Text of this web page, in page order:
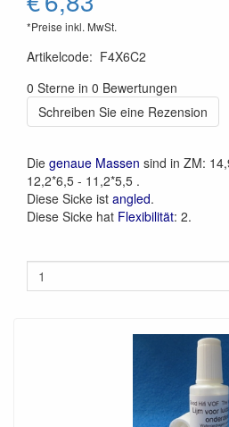
*Preise inkl. MwSt.
Artikelcode: F4X6C2
0 Sterne in 0 Bewertungen
Schreiben Sie eine Rezension
Die genaue Massen sind in ZM:
12,2*6,5 - 11,2*5,5 .
Diese Sicke ist angled.
Diese Sicke hat Flexibilität: 2.